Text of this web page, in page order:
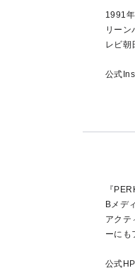
1991
リー
レビ朝
公式
『
Bメデ
アクテ
ーにも
公式